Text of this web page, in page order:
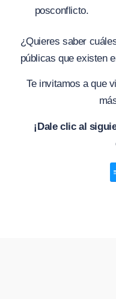
posconflicto.
¿Quieres saber
públicas que existen
Te invitamos a que
¡Dale clic al